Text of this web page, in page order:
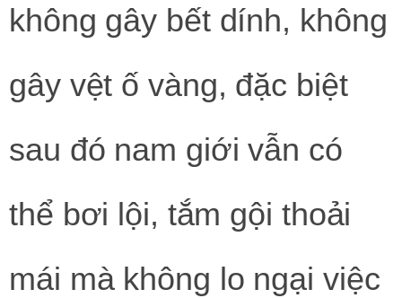
không gây bết dính, không
gây vệt ố vàng, đặc biệt
sau đó nam giới vẫn có
thể bơi lội, tắm gội thoải
mái mà không lo ngại việc